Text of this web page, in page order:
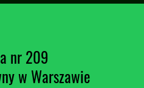
nr 209
w Warszawie